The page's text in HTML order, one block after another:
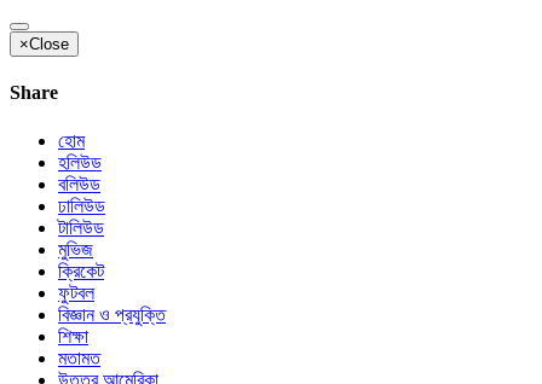
×Close
Share
হোম
হলিউড
বলিউড
ঢালিউড
টালিউড
মুভিজ
ক্রিকেট
ফুটবল
বিজ্ঞান ও প্রযুক্তি
শিক্ষা
মতামত
উত্তর আমেরিকা